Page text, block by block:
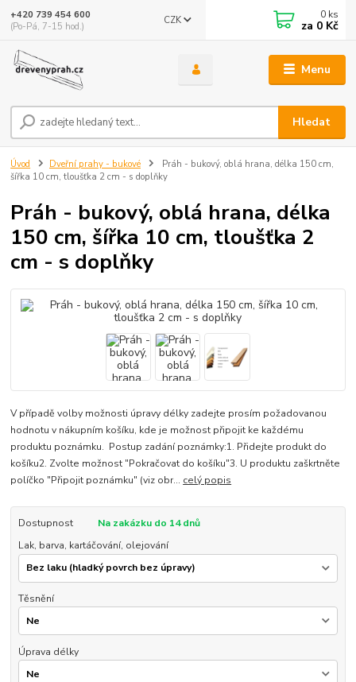
Menu
CZK
Hledat
+420 739 454 600
(Po-Pá, 7-15 hod.)
0 ks
za 0 Kč
Úvod Dveřní prahy - bukové
Práh - bukový, oblá hrana, délka 150 cm,
šířka 10 cm, tloušťka 2 cm - s doplňky
Práh - bukový, oblá hrana, délka
150 cm, šířka 10 cm, tloušťka 2
cm - s doplňky
V případě volby možnosti úpravy délky zadejte prosím požadovanou
hodnotu v nákupním košíku, kde je možnost připojit ke každému
produktu poznámku. Postup zadání poznámky:1. Přidejte produkt do
košíku2. Zvolte možnost "Pokračovat do košíku"3. U produktu zaškrtněte
políčko "Připojit poznámku" (viz obr... celý popis
Dostupnost
Na zakázku do 14 dnů
Lak, barva, kartáčování, olejování
Těsnění
Úprava délky